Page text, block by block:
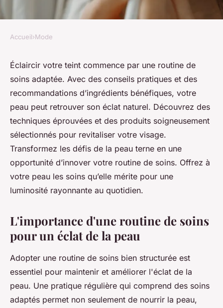
Éclat de la peau : conseils
essentiels pour un soin visage
efficace
Hugo•25 avril 2025•4 min de lecture
Accueil›Mode
Éclaircir votre teint commence par une routine de
soins adaptée. Avec des conseils pratiques et des
recommandations d’ingrédients bénéfiques, votre
peau peut retrouver son éclat naturel. Découvrez des
techniques éprouvées et des produits soigneusement
sélectionnés pour revitaliser votre visage.
Transformez les défis de la peau terne en une
opportunité d’innover votre routine de soins. Offrez à
votre peau les soins qu’elle mérite pour une
luminosité rayonnante au quotidien.
L'importance d'une routine de soins
pour un éclat de la peau
Adopter une routine de soins bien structurée est
essentiel pour maintenir et améliorer l'éclat de la
peau. Une pratique régulière qui comprend des soins
adaptés permet non seulement de nourrir la peau,